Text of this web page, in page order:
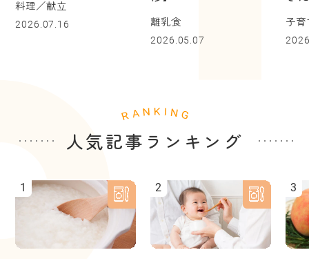
料理／献立
2026.07.16 離乳食
2026.05.07
子
人気記事ランキング
1 2 3